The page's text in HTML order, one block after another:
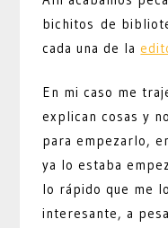
bichitos de
cada una de la
En mi caso me
explican cosas y
para empezarlo,
ya lo estaba
lo rápido que me
interesante, a